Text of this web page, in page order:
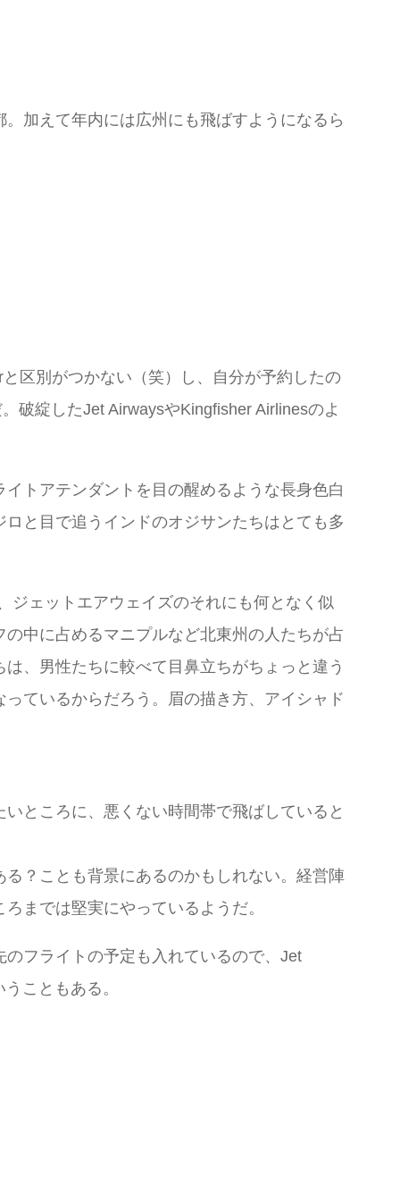
加えて年内には広州にも飛ばすようになるら
区別がつかない（笑）し、自分が予約したの
破綻したJet AirwaysやKingfisher Airlinesのよ
トアテンダントを目の醒めるような長身色白
と目で追うインドのオジサンたちはとても多
ジェットエアウェイズのそれにも何となく似
中に占めるマニプルなど北東州の人たちが占
、男性たちに較べて目鼻立ちがちょっと違う
ているからだろう。眉の描き方、アイシャド
ところに、悪くない時間帯で飛ばしていると
？ことも背景にあるのかもしれない。経営陣
までは堅実にやっているようだ。
フライトの予定も入れているので、Jet
こともある。